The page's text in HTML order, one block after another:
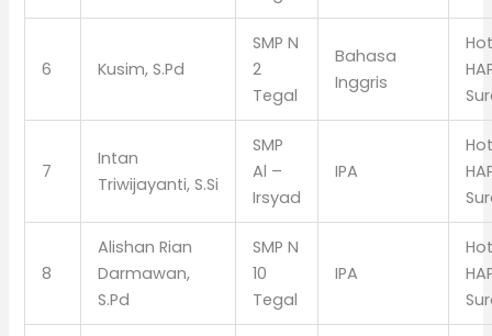
6 Kusim, S.Pd
SMP N
2
Tegal
Bahasa
Inggris
7
Intan
Triwijayanti, S.Si
SMP
Al –
Irsyad
IPA
8
Alishan Rian
Darmawan,
S.Pd
SMP N
10
Tegal
IPA